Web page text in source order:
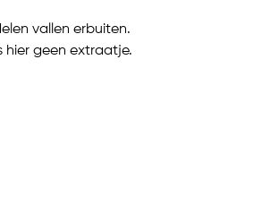
vallen erbuiten.
hier geen extraatje.